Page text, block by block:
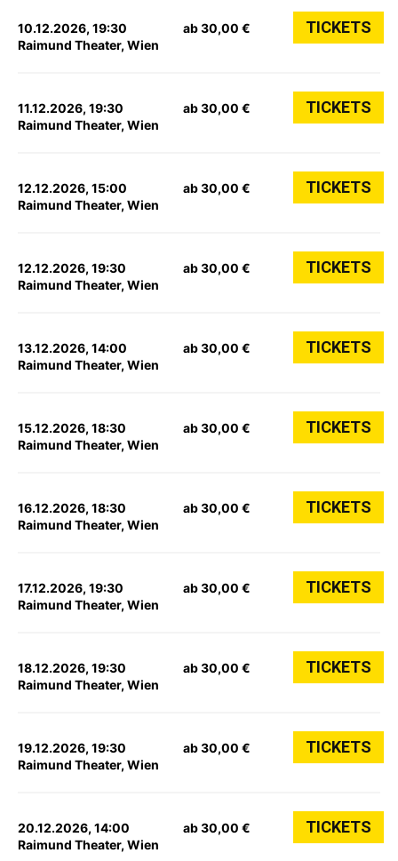
10.12.2026, 19:30
Raimund Theater, Wien
ab 30,00 € TICKETS
11.12.2026, 19:30
Raimund Theater, Wien
ab 30,00 € TICKETS
12.12.2026, 15:00
Raimund Theater, Wien
ab 30,00 € TICKETS
12.12.2026, 19:30
Raimund Theater, Wien
ab 30,00 € TICKETS
13.12.2026, 14:00
Raimund Theater, Wien
ab 30,00 € TICKETS
15.12.2026, 18:30
Raimund Theater, Wien
ab 30,00 € TICKETS
16.12.2026, 18:30
Raimund Theater, Wien
ab 30,00 € TICKETS
17.12.2026, 19:30
Raimund Theater, Wien
ab 30,00 € TICKETS
18.12.2026, 19:30
Raimund Theater, Wien
ab 30,00 € TICKETS
19.12.2026, 19:30
Raimund Theater, Wien
ab 30,00 € TICKETS
20.12.2026, 14:00
Raimund Theater, Wien
ab 30,00 € TICKETS